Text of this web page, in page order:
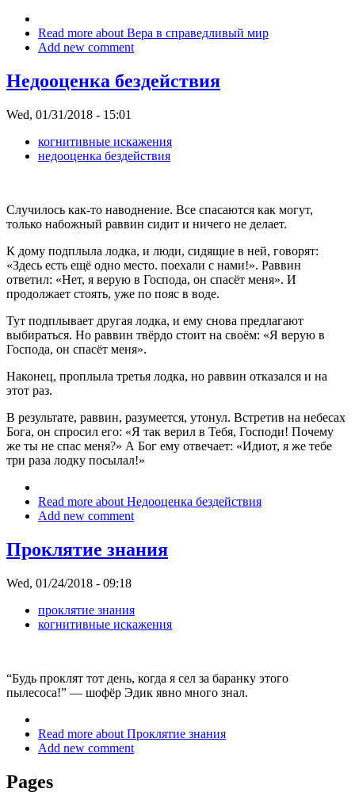
Read more about Вера в справедливый мир
Add new comment
Недооценка бездействия
Wed, 01/31/2018 - 15:01
когнитивные искажения
недооценка бездействия
Случилось как-то наводнение. Все спасаются как могут,
только набожный раввин сидит и ничего не делает.
К дому подплыла лодка, и люди, сидящие в ней, говорят:
«Здесь есть ещё одно место. поехали с нами!». Раввин
ответил: «Нет, я верую в Господа, он спасёт меня». И
продолжает стоять, уже по пояс в воде.
Тут подплывает другая лодка, и ему снова предлагают
выбираться. Но раввин твёрдо стоит на своём: «Я верую в
Господа, он спасёт меня».
Наконец, проплыла третья лодка, но раввин отказался и на
этот раз.
В результате, раввин, разумеется, утонул. Встретив на небесах
Бога, он спросил его: «Я так верил в Тебя, Господи! Почему
же ты не спас меня?» А Бог ему отвечает: «Идиот, я же тебе
три раза лодку посылал!»
Read more about Недооценка бездействия
Add new comment
Проклятие знания
Wed, 01/24/2018 - 09:18
проклятие знания
когнитивные искажения
“Будь проклят тот день, когда я сел за баранку этого
пылесоса!” — шофёр Эдик явно много знал.
Read more about Проклятие знания
Add new comment
Pages